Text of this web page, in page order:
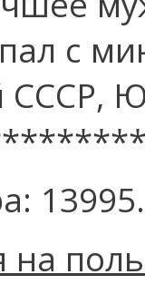
с
СССР,
13995.
на